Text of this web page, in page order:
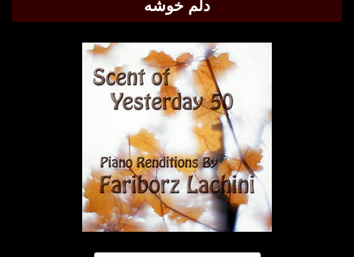
دلم خوشه